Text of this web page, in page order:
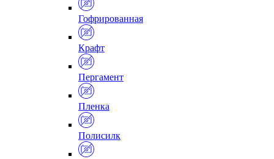
Гофрированная
Крафт
Пергамент
Пленка
Полисилк